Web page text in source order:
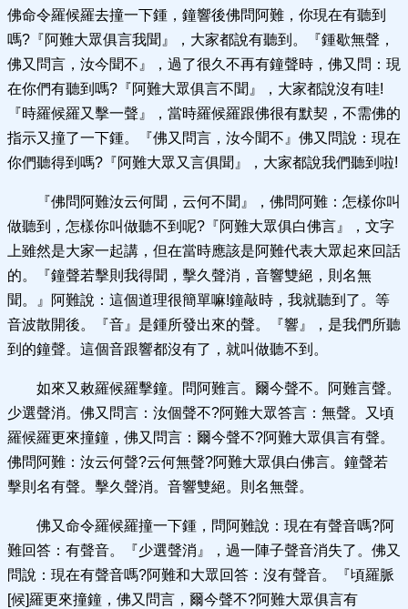
佛命令羅候羅去撞一下鍾，鐘響後佛問阿難，你現在有聽到
嗎?『阿難大眾俱言我聞』，大家都說有聽到。『鍾歇無聲，
佛又問言，汝今聞不』，過了很久不再有鐘聲時，佛又問：現
在你們有聽到嗎?『阿難大眾俱言不聞』，大家都說沒有哇!
『時羅候羅又擊一聲』，當時羅候羅跟佛很有默契，不需佛的
指示又撞了一下鍾。『佛又問言，汝今聞不』佛又問說：現在
你們聽得到嗎?『阿難大眾又言俱聞』，大家都說我們聽到啦!
『佛問阿難汝云何聞，云何不聞』，佛問阿難：怎樣你叫
做聽到，怎樣你叫做聽不到呢?『阿難大眾俱白佛言』，文字
上雖然是大家一起講，但在當時應該是阿難代表大眾起來回話
的。『鐘聲若擊則我得聞，擊久聲消，音響雙絕，則名無
聞。』阿難說：這個道理很簡單嘛!鐘敲時，我就聽到了。等
音波散開後。『音』是鍾所發出來的聲。『響』，是我們所聽
到的鐘聲。這個音跟響都沒有了，就叫做聽不到。
如來又敕羅候羅擊鐘。問阿難言。爾今聲不。阿難言聲。
少選聲消。佛又問言：汝個聲不?阿難大眾答言：無聲。又頃
羅候羅更來撞鐘，佛又問言：爾今聲不?阿難大眾俱言有聲。
佛問阿難：汝云何聲?云何無聲?阿難大眾俱白佛言。鐘聲若
擊則名有聲。擊久聲消。音響雙絕。則名無聲。
佛又命令羅候羅撞一下鍾，問阿難說：現在有聲音嗎?阿
難回答：有聲音。『少選聲消』，過一陣子聲音消失了。佛又
問說：現在有聲音嗎?阿難和大眾回答：沒有聲音。『頃羅脈
[候]羅更來撞鐘，佛又問言，爾今聲不?阿難大眾俱言有